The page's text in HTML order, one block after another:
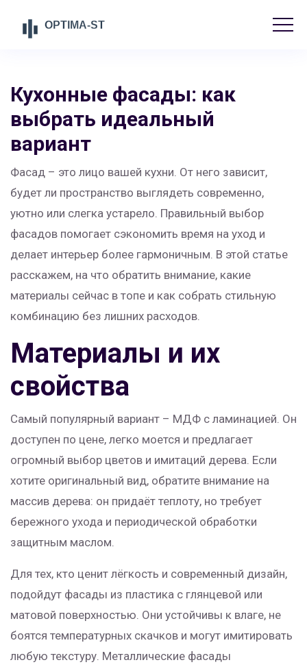
Кухонные фасады: как
выбрать идеальный
вариант
Фасад – это лицо вашей кухни. От него зависит,
будет ли пространство выглядеть современно,
уютно или слегка устарело. Правильный выбор
фасадов помогает сэкономить время на уход и
делает интерьер более гармоничным. В этой статье
расскажем, на что обратить внимание, какие
материалы сейчас в топе и как собрать стильную
комбинацию без лишних расходов.
Материалы и их
свойства
Самый популярный вариант – МДФ с ламинацией. Он
доступен по цене, легко моется и предлагает
огромный выбор цветов и имитаций дерева. Если
хотите оригинальный вид, обратите внимание на
массив дерева: он придаёт теплоту, но требует
бережного ухода и периодической обработки
защитным маслом.
Для тех, кто ценит лёгкость и современный дизайн,
подойдут фасады из пластика с глянцевой или
матовой поверхностью. Они устойчивы к влаге, не
боятся температурных скачков и могут имитировать
любую текстуру. Металлические фасады